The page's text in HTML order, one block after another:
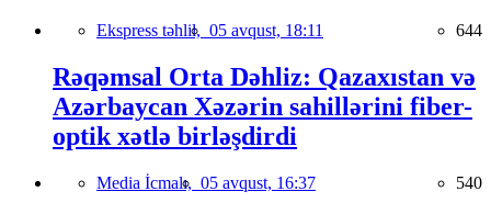
Ekspress təhlil, 05 avqust, 18:11 644
Rəqəmsal Orta Dəhliz: Qazaxıstan və
Azərbaycan Xəzərin sahillərini fiber-
optik xətlə birləşdirdi
Media İcmalı, 05 avqust, 16:37 540